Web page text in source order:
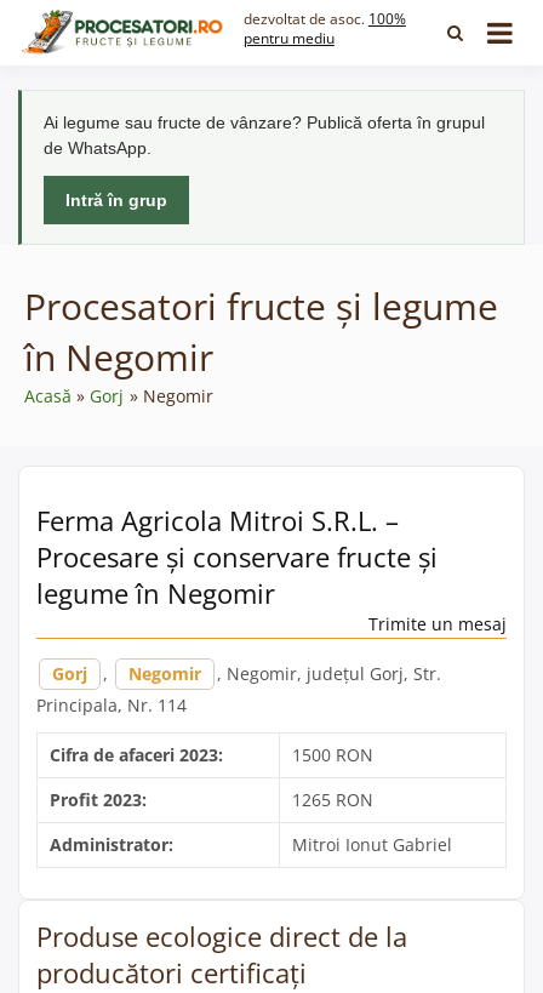
dezvoltat de asoc. 100%
pentru mediu
Ai legume sau fructe de vânzare? Publică oferta în grupul
de WhatsApp.
Intră în grup
Procesatori fructe și legume
în Negomir
Acasă Gorj Negomir
Ferma Agricola Mitroi S.R.L. –
Procesare și conservare fructe și
legume în Negomir
Trimite un mesaj
Gorj , Negomir
, Negomir, județul Gorj, Str.
Principala, Nr. 114
Cifra de afaceri 2023:
1500 RON
Profit 2023:
1265 RON
Administrator:
Mitroi Ionut Gabriel
Produse ecologice direct de la
producători certificați